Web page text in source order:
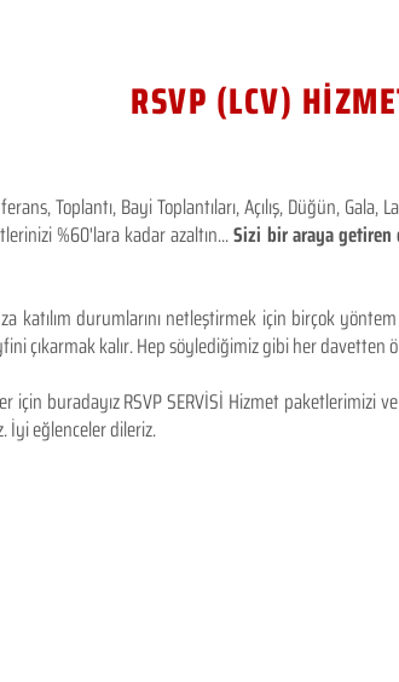
RSVP (LCV)
Toplantı, Bayi Toplantıları, Açılış, Düğün,
%60'lara kadar azaltın...Sizi bir araya getiren
katılım durumlarını netleştirmek için birçok
çıkarmak kalır. Hep söylediğimiz gibi her davetten
için buradayız RSVP SERVİSİ Hizmet paketlerimizi
İyi eğlenceler dileriz.